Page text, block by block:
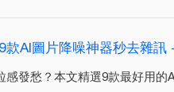
款AI圖片降噪神器秒去雜訊
發愁？本文精選9款最好用